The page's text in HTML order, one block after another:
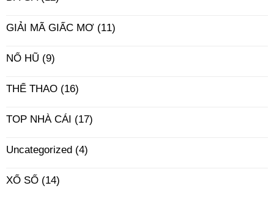
GIẢI MÃ GIẤC MƠ (11)
NỔ HŨ (9)
THỂ THAO (16)
TOP NHÀ CÁI (17)
Uncategorized (4)
XỔ SỐ (14)